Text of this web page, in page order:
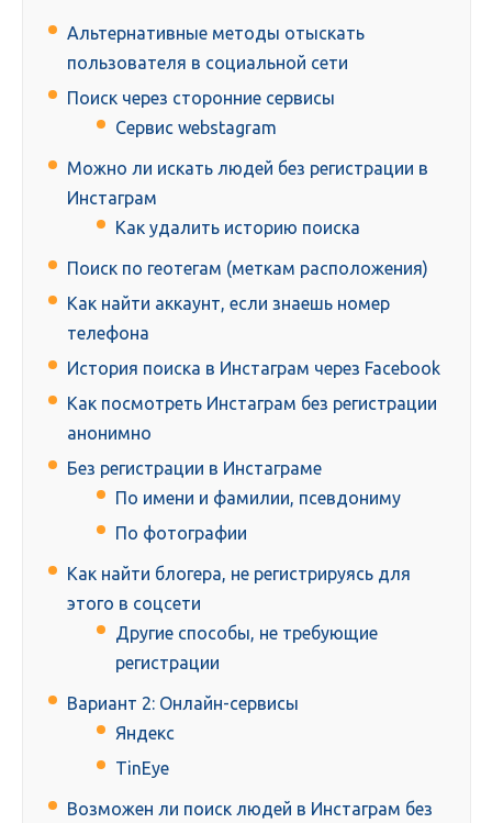
Альтернативные методы отыскать
пользователя в социальной сети
Поиск через сторонние сервисы
Cервис webstagram
Можно ли искать людей без регистрации в
Инстаграм
Как удалить историю поиска
Поиск по геотегам (меткам расположения)
Как найти аккаунт, если знаешь номер
телефона
История поиска в Инстаграм через Facebook
Как посмотреть Инстаграм без регистрации
анонимно
Без регистрации в Инстаграме
По имени и фамилии, псевдониму
По фотографии
Как найти блогера, не регистрируясь для
этого в соцсети
Другие способы, не требующие
регистрации
Вариант 2: Онлайн-сервисы
Яндекс
TinEye
Возможен ли поиск людей в Инстаграм без